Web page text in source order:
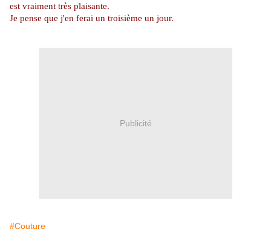
est vraiment très plaisante.
Je pense que j'en ferai un troisième un jour.
Publicité
#Couture